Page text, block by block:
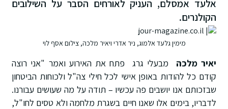
אלעד אמסלם, העניק לאורחים הסבר על השילובים
הקולנרים.
מימין גלעד אלמוג, ניר אדרי ויאיר מלכה, צילום אסף לוי
יאיר מלכה
מבעלי גרג פתח את האירוע ואמר "אני רוצה
קודם כל להודות באופן אישי לכל חילי צה"ל ולכוחות הביטחון
שבזכותם אנו יושבים פה עכשיו – תודה על מה שעושים עבורנו.
לדבריו, בימים אלו שאנו חיים בשגרת מלחמה ולא טסים לחו"ל,